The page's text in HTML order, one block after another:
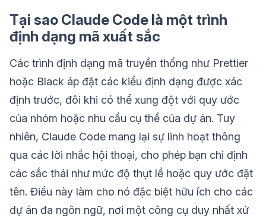
Tại sao Claude Code là một trình
định dạng mã xuất sắc
Các trình định dạng mã truyền thống như Prettier
hoặc Black áp đặt các kiểu định dạng được xác
định trước, đôi khi có thể xung đột với quy ước
của nhóm hoặc nhu cầu cụ thể của dự án. Tuy
nhiên, Claude Code mang lại sự linh hoạt thông
qua các lời nhắc hội thoại, cho phép bạn chỉ định
các sắc thái như mức độ thụt lề hoặc quy ước đặt
tên. Điều này làm cho nó đặc biệt hữu ích cho các
dự án đa ngôn ngữ, nơi một công cụ duy nhất xử